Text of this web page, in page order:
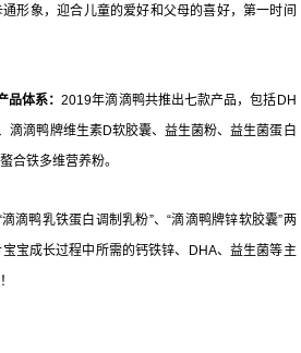
形象，迎合儿童的爱好和父母的喜好，第一时间
品体系：2019年滴滴鸭共推出七款产品，包括DH
滴滴鸭牌维生素D软胶囊、益生菌粉、益生菌蛋白
合铁多维营养粉。
鸭乳铁蛋白调制乳粉”、“滴滴鸭牌锌软胶囊”两
宝成长过程中所需的钙铁锌、DHA、益生菌等主